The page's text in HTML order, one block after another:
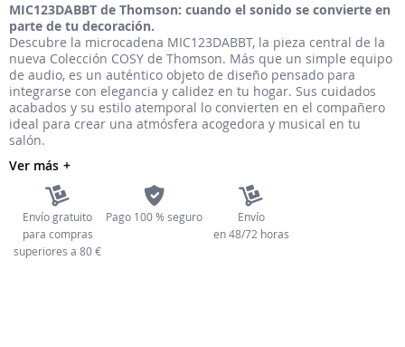
MIC123DABBT de Thomson: cuando el sonido se convierte en
parte de tu decoración.
Descubre la microcadena MIC123DABBT, la pieza central de la
nueva Colección COSY de Thomson. Más que un simple equipo
de audio, es un auténtico objeto de diseño pensado para
integrarse con elegancia y calidez en tu hogar. Sus cuidados
acabados y su estilo atemporal lo convierten en el compañero
ideal para crear una atmósfera acogedora y musical en tu
salón.
Ver más
Envío gratuito
para compras
superiores a 80 €
Pago 100 % seguro
Envío
en 48/72 horas